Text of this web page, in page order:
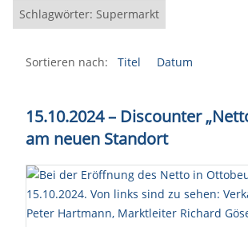
Schlagwörter: Supermarkt
Sortieren nach: Titel Datum
15.10.2024 – Discounter
am neuen Standort